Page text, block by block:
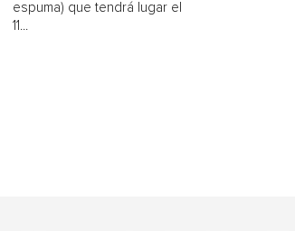
espuma) que tendrá lugar el
11...